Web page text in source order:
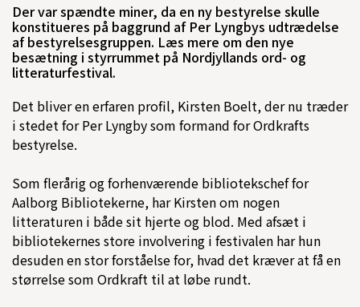
Der var spændte miner, da en ny bestyrelse skulle
konstitueres på baggrund af Per Lyngbys udtrædelse
af bestyrelsesgruppen. Læs mere om den nye
besætning i styrrummet på Nordjyllands ord- og
litteraturfestival.
Det bliver en erfaren profil, Kirsten Boelt, der nu træder
i stedet for Per Lyngby som formand for Ordkrafts
bestyrelse.
Som flerårig og forhenværende bibliotekschef for
Aalborg Bibliotekerne, har Kirsten om nogen
litteraturen i både sit hjerte og blod. Med afsæt i
bibliotekernes store involvering i festivalen har hun
desuden en stor forståelse for, hvad det kræver at få en
størrelse som Ordkraft til at løbe rundt.